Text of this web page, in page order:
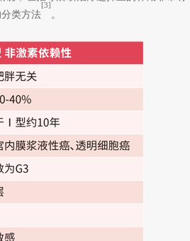
类方法
[3]
。